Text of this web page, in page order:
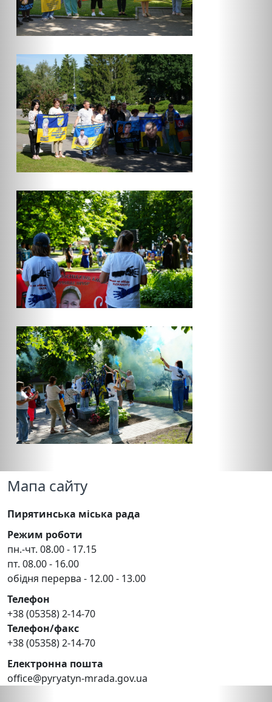
Мапа сайту
Пирятинська міська рада
Режим роботи
пн.-чт. 08.00 - 17.15
пт. 08.00 - 16.00
обідня перерва - 12.00 - 13.00
Телефон
+38 (05358) 2-14-70
Телефон/факс
+38 (05358) 2-14-70
Електронна пошта
office@pyryatyn-mrada.gov.ua